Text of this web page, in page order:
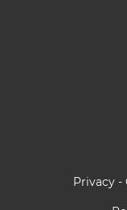
Privacy -